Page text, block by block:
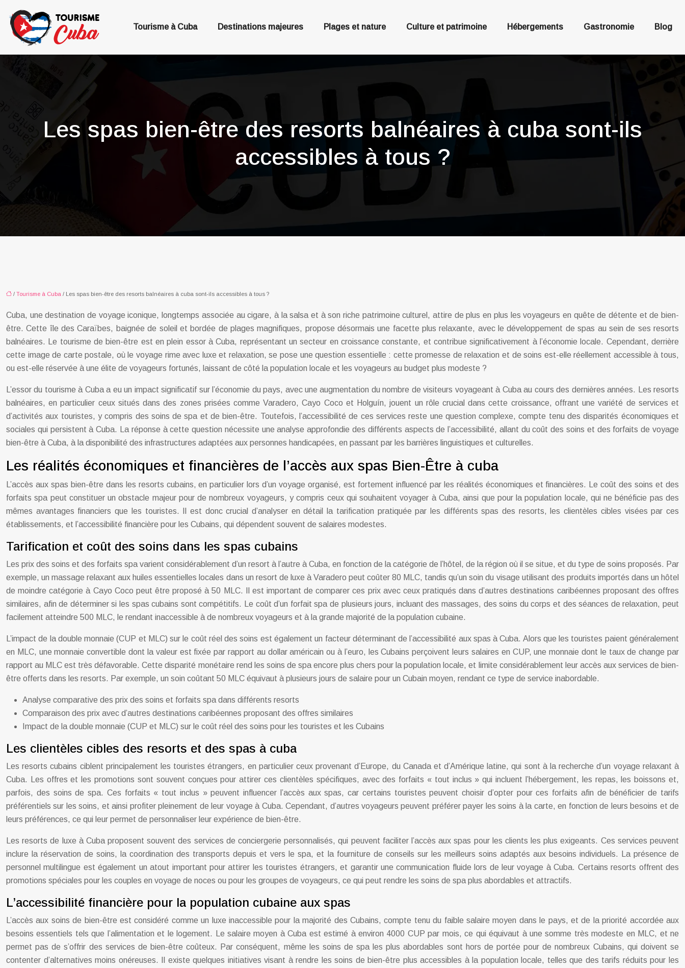
Tourisme à Cuba Destinations majeures Plages et nature Culture et patrimoine Hébergements Gastronomie Blog
Les spas bien-être des resorts balnéaires à cuba sont-ils
accessibles à tous ?
/ Tourisme à Cuba / Les spas bien-être des resorts balnéaires à cuba sont-ils accessibles à tous ?
Cuba, une destination de voyage iconique, longtemps associée au cigare, à la salsa et à son riche patrimoine culturel, attire de plus en plus les voyageurs en quête de détente et de bien-
être. Cette île des Caraïbes, baignée de soleil et bordée de plages magnifiques, propose désormais une facette plus relaxante, avec le développement de spas au sein de ses resorts
balnéaires. Le tourisme de bien-être est en plein essor à Cuba, représentant un secteur en croissance constante, et contribue significativement à l’économie locale. Cependant, derrière
cette image de carte postale, où le voyage rime avec luxe et relaxation, se pose une question essentielle : cette promesse de relaxation et de soins est-elle réellement accessible à tous,
ou est-elle réservée à une élite de voyageurs fortunés, laissant de côté la population locale et les voyageurs au budget plus modeste ?
L’essor du tourisme à Cuba a eu un impact significatif sur l’économie du pays, avec une augmentation du nombre de visiteurs voyageant à Cuba au cours des dernières années. Les resorts
balnéaires, en particulier ceux situés dans des zones prisées comme Varadero, Cayo Coco et Holguín, jouent un rôle crucial dans cette croissance, offrant une variété de services et
d’activités aux touristes, y compris des soins de spa et de bien-être. Toutefois, l’accessibilité de ces services reste une question complexe, compte tenu des disparités économiques et
sociales qui persistent à Cuba. La réponse à cette question nécessite une analyse approfondie des différents aspects de l’accessibilité, allant du coût des soins et des forfaits de voyage
bien-être à Cuba, à la disponibilité des infrastructures adaptées aux personnes handicapées, en passant par les barrières linguistiques et culturelles.
Les réalités économiques et financières de l’accès aux spas Bien-Être à cuba
L’accès aux spas bien-être dans les resorts cubains, en particulier lors d’un voyage organisé, est fortement influencé par les réalités économiques et financières. Le coût des soins et des
forfaits spa peut constituer un obstacle majeur pour de nombreux voyageurs, y compris ceux qui souhaitent voyager à Cuba, ainsi que pour la population locale, qui ne bénéficie pas des
mêmes avantages financiers que les touristes. Il est donc crucial d’analyser en détail la tarification pratiquée par les différents spas des resorts, les clientèles cibles visées par ces
établissements, et l’accessibilité financière pour les Cubains, qui dépendent souvent de salaires modestes.
Tarification et coût des soins dans les spas cubains
Les prix des soins et des forfaits spa varient considérablement d’un resort à l’autre à Cuba, en fonction de la catégorie de l’hôtel, de la région où il se situe, et du type de soins proposés. Par
exemple, un massage relaxant aux huiles essentielles locales dans un resort de luxe à Varadero peut coûter 80 MLC, tandis qu’un soin du visage utilisant des produits importés dans un hôtel
de moindre catégorie à Cayo Coco peut être proposé à 50 MLC. Il est important de comparer ces prix avec ceux pratiqués dans d’autres destinations caribéennes proposant des offres
similaires, afin de déterminer si les spas cubains sont compétitifs. Le coût d’un forfait spa de plusieurs jours, incluant des massages, des soins du corps et des séances de relaxation, peut
facilement atteindre 500 MLC, le rendant inaccessible à de nombreux voyageurs et à la grande majorité de la population cubaine.
L’impact de la double monnaie (CUP et MLC) sur le coût réel des soins est également un facteur déterminant de l’accessibilité aux spas à Cuba. Alors que les touristes paient généralement
en MLC, une monnaie convertible dont la valeur est fixée par rapport au dollar américain ou à l’euro, les Cubains perçoivent leurs salaires en CUP, une monnaie dont le taux de change par
rapport au MLC est très défavorable. Cette disparité monétaire rend les soins de spa encore plus chers pour la population locale, et limite considérablement leur accès aux services de bien-
être offerts dans les resorts. Par exemple, un soin coûtant 50 MLC équivaut à plusieurs jours de salaire pour un Cubain moyen, rendant ce type de service inabordable.
Analyse comparative des prix des soins et forfaits spa dans différents resorts
Comparaison des prix avec d’autres destinations caribéennes proposant des offres similaires
Impact de la double monnaie (CUP et MLC) sur le coût réel des soins pour les touristes et les Cubains
Les clientèles cibles des resorts et des spas à cuba
Les resorts cubains ciblent principalement les touristes étrangers, en particulier ceux provenant d’Europe, du Canada et d’Amérique latine, qui sont à la recherche d’un voyage relaxant à
Cuba. Les offres et les promotions sont souvent conçues pour attirer ces clientèles spécifiques, avec des forfaits « tout inclus » qui incluent l’hébergement, les repas, les boissons et,
parfois, des soins de spa. Ces forfaits « tout inclus » peuvent influencer l’accès aux spas, car certains touristes peuvent choisir d’opter pour ces forfaits afin de bénéficier de tarifs
préférentiels sur les soins, et ainsi profiter pleinement de leur voyage à Cuba. Cependant, d’autres voyageurs peuvent préférer payer les soins à la carte, en fonction de leurs besoins et de
leurs préférences, ce qui leur permet de personnaliser leur expérience de bien-être.
Les resorts de luxe à Cuba proposent souvent des services de conciergerie personnalisés, qui peuvent faciliter l’accès aux spas pour les clients les plus exigeants. Ces services peuvent
inclure la réservation de soins, la coordination des transports depuis et vers le spa, et la fourniture de conseils sur les meilleurs soins adaptés aux besoins individuels. La présence de
personnel multilingue est également un atout important pour attirer les touristes étrangers, et garantir une communication fluide lors de leur voyage à Cuba. Certains resorts offrent des
promotions spéciales pour les couples en voyage de noces ou pour les groupes de voyageurs, ce qui peut rendre les soins de spa plus abordables et attractifs.
L’accessibilité financière pour la population cubaine aux spas
L’accès aux soins de bien-être est considéré comme un luxe inaccessible pour la majorité des Cubains, compte tenu du faible salaire moyen dans le pays, et de la priorité accordée aux
besoins essentiels tels que l’alimentation et le logement. Le salaire moyen à Cuba est estimé à environ 4000 CUP par mois, ce qui équivaut à une somme très modeste en MLC, et ne
permet pas de s’offrir des services de bien-être coûteux. Par conséquent, même les soins de spa les plus abordables sont hors de portée pour de nombreux Cubains, qui doivent se
contenter d’alternatives moins onéreuses. Il existe quelques initiatives visant à rendre les soins de bien-être plus accessibles à la population locale, telles que des tarifs réduits pour les